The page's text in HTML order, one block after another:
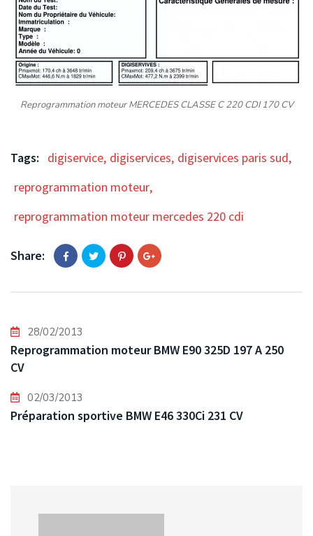
Reprogrammation moteur MERCEDES CLASSE C 220 CDI 170 CV
Tags: digiservice, digiservices, digiservices paris sud,
reprogrammation moteur,
reprogrammation moteur mercedes 220 cdi
Share:
28/02/2013
Reprogrammation moteur BMW E90 325D 197 A 250
CV
02/03/2013
Préparation sportive BMW E46 330Ci 231 CV